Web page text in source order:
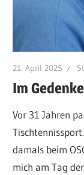
21. April 2025
Im
Vor 31 Jahren
damals beim
mich am Tag